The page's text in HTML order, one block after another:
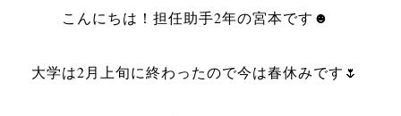
こんにちは！担任助手2年の宮本です☻
大学は2月上旬に終わったので今は春休みです🌷